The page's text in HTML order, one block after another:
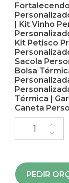
| Kit Vinho
Kit Petisco
Sacola
Bolsa
Térmica |
Caneta
PEDIR